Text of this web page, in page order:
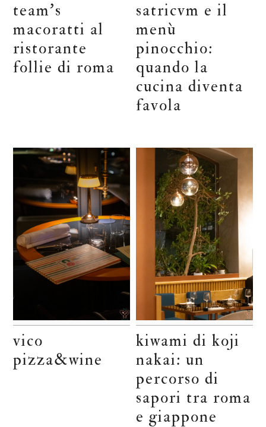
team’s
macoratti al
ristorante
follie di roma
satricvm e il
menù
pinocchio:
quando la
cucina diventa
favola
vico
pizza&wine
kiwami di koji
nakai: un
percorso di
sapori tra roma
e giappone